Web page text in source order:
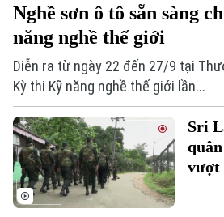
Thời trang
Âm nhạc
Nghề sơn ô tô sẵn sàng
năng nghề thế giới
Diễn ra từ ngày 22 đến 27/9 tại
Kỳ thi Kỹ năng nghề thế giới lần...
Sri
vượt